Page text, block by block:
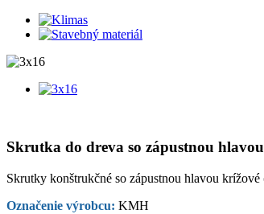
Skrutka do dreva so zápustnou
Skrutky konštrukčné so zápustnou hlavou krížové
Označenie výrobcu: KMH